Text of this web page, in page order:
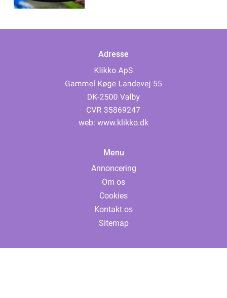
Adresse
web: www.klikko.dk
Menu
Annoncering
Om os
Cookies
Kontakt os
Sitemap